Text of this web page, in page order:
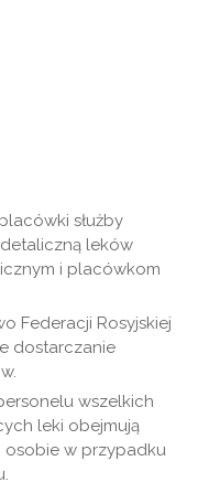
służby
leków
i placówkom
Federacji Rosyjskiej
dostarczanie
wszelkich
leki obejmują
w przypadku